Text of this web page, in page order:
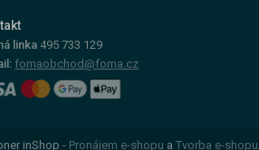
linka 495 733 129
fomaobchod@foma.cz
inShop - Pronájem e-shopu a Tvorba e-shopu